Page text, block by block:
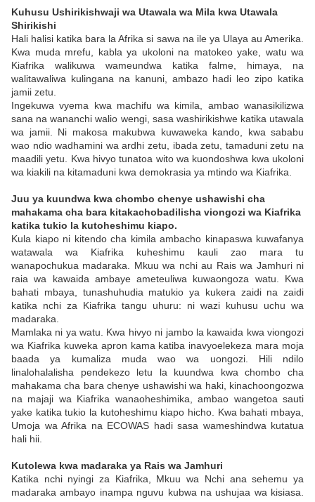
Kuhusu Ushirikishwaji wa Utawala wa Mila kwa Utawala
Shirikishi
Hali halisi katika bara la Afrika si sawa na ile ya Ulaya au Amerika.
Kwa muda mrefu, kabla ya ukoloni na matokeo yake, watu wa
Kiafrika walikuwa wameundwa katika falme, himaya, na
walitawaliwa kulingana na kanuni, ambazo hadi leo zipo katika
jamii zetu.
Ingekuwa vyema kwa machifu wa kimila, ambao wanasikilizwa
sana na wananchi walio wengi, sasa washirikishwe katika utawala
wa jamii. Ni makosa makubwa kuwaweka kando, kwa sababu
wao ndio wadhamini wa ardhi zetu, ibada zetu, tamaduni zetu na
maadili yetu. Kwa hivyo tunatoa wito wa kuondoshwa kwa ukoloni
wa kiakili na kitamaduni kwa demokrasia ya mtindo wa Kiafrika.
Juu ya kuundwa kwa chombo chenye ushawishi cha
mahakama cha bara kitakachobadilisha viongozi wa Kiafrika
katika tukio la kutoheshimu kiapo.
Kula kiapo ni kitendo cha kimila ambacho kinapaswa kuwafanya
watawala wa Kiafrika kuheshimu kauli zao mara tu
wanapochukua madaraka. Mkuu wa nchi au Rais wa Jamhuri ni
raia wa kawaida ambaye ameteuliwa kuwaongoza watu. Kwa
bahati mbaya, tunashuhudia matukio ya kukera zaidi na zaidi
katika nchi za Kiafrika tangu uhuru: ni wazi kuhusu uchu wa
madaraka.
Mamlaka ni ya watu. Kwa hivyo ni jambo la kawaida kwa viongozi
wa Kiafrika kuweka apron kama katiba inavyoelekeza mara moja
baada ya kumaliza muda wao wa uongozi. Hili ndilo
linalohalalisha pendekezo letu la kuundwa kwa chombo cha
mahakama cha bara chenye ushawishi wa haki, kinachoongozwa
na majaji wa Kiafrika wanaoheshimika, ambao wangetoa sauti
yake katika tukio la kutoheshimu kiapo hicho. Kwa bahati mbaya,
Umoja wa Afrika na ECOWAS hadi sasa wameshindwa kutatua
hali hii.
Kutolewa kwa madaraka ya Rais wa Jamhuri
Katika nchi nyingi za Kiafrika, Mkuu wa Nchi ana sehemu ya
madaraka ambayo inampa nguvu kubwa na ushujaa wa kisiasa.